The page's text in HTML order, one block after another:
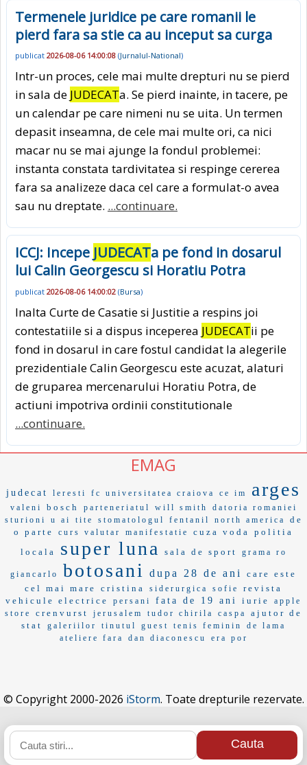
Termenele juridice pe care romanii le
pierd fara sa stie ca au inceput sa curga
publicat 2026-08-06 14:00:08 (Jurnalul-National)
Intr-un proces, cele mai multe drepturi nu se pierd
in sala de JUDECATa. Se pierd inainte, in tacere, pe
un calendar pe care nimeni nu se uita. Un termen
depasit inseamna, de cele mai multe ori, ca nici
macar nu se mai ajunge la fondul problemei:
instanta constata tardivitatea si respinge cererea
fara sa analizeze daca cel care a formulat-o avea
sau nu dreptate. ...continuare.
ICCJ: Incepe JUDECATa pe fond in dosarul
lui Calin Georgescu si Horatiu Potra
publicat 2026-08-06 14:00:02 (Bursa)
Inalta Curte de Casatie si Justitie a respins joi
contestatiile si a dispus inceperea JUDECATii pe
fond in dosarul in care fostul candidat la alegerile
prezidentiale Calin Georgescu este acuzat, alaturi
de gruparea mercenarului Horatiu Potra, de
actiuni impotriva ordinii constitutionale
...continuare.
EMAG
judecat leresti fc universitatea craiova ce im arges
valeni bosch parteneriatul will smith
datoria romaniei
sturioni
u ai tite stomatologul fentanil north america
de
o parte
curs valutar manifestatie cuza voda
politia
locala
super luna sala de sport grama ro
giancarlo botosani dupa 28 de ani
care este
cel mai mare
cristina siderurgica sofie
revista
vehicule electrice
persani fata de 19 ani iurie
apple
store
crenvurst jerusalem tudor chirila caspa
ajutor de
stat
galeriilor tinutul guest tenis feminin
de lama
ateliere fara
dan diaconescu era por
© Copyright 2000-2026 iStorm. Toate drepturile rezervate.